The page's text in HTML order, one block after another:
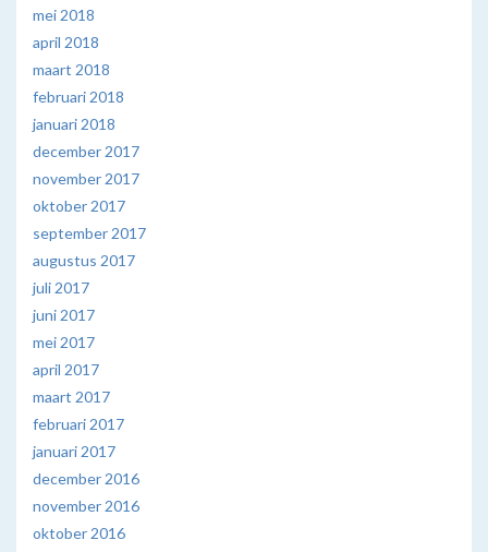
mei 2018
april 2018
maart 2018
februari 2018
januari 2018
december 2017
november 2017
oktober 2017
september 2017
augustus 2017
juli 2017
juni 2017
mei 2017
april 2017
maart 2017
februari 2017
januari 2017
december 2016
november 2016
oktober 2016